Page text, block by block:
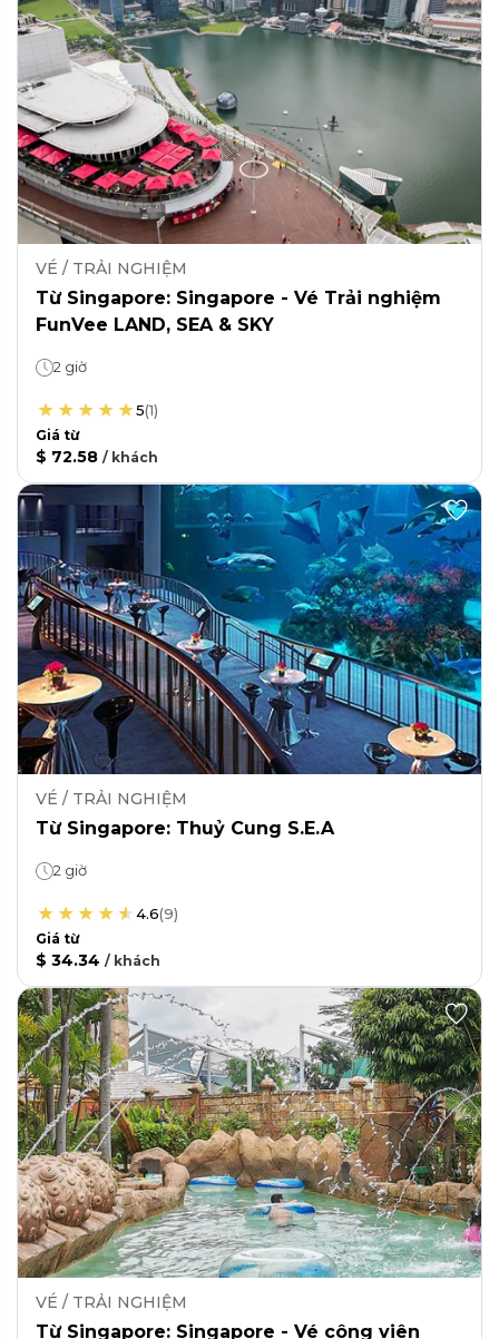
VÉ / TRẢI NGHIỆM
Từ Singapore: Singapore - Vé Trải nghiệm
FunVee LAND, SEA & SKY
2 giờ
5(1)
Giá từ
$ 72.58 / khách
VÉ / TRẢI NGHIỆM
Từ Singapore: Thuỷ Cung S.E.A
2 giờ
4.6(9)
Giá từ
$ 34.34 / khách
VÉ / TRẢI NGHIỆM
Từ Singapore: Singapore - Vé công viên